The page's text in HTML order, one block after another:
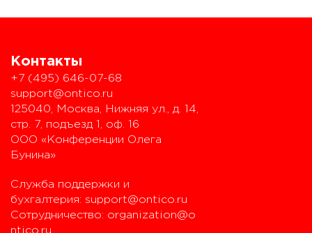
Контакты
+7 (495) 646-07-68
support@ontico.ru
125040, Москва, Нижняя ул., д. 14,
стр. 7, подъезд 1, оф. 16
ООО «Конференции Олега
Бунина»
Служба поддержки и
бухгалтерия: support@ontico.ru
Сотрудничество: organization@o
ntico.ru